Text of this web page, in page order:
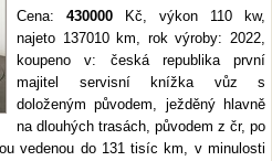
Cena: 430000 Kč, výkon 110 kw,
najeto 137010 km, rok výroby: 2022,
koupeno v: česká republika první
majitel servisní knížka vůz s
doloženým původem, ježděný hlavně
na dlouhých trasách, původem z čr, po
vedenou do 131 tisíc km, v minulosti